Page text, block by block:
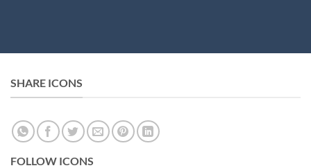
SHARE ICONS
FOLLOW ICONS